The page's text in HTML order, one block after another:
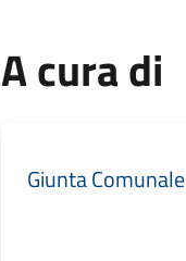
A cura di
Giunta Comunale